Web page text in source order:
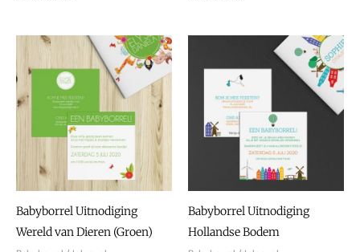
Babyborrel Uitnodiging
Wereld van Dieren (Groen)
Babyborrel Uitnodiging
Hollandse Bodem